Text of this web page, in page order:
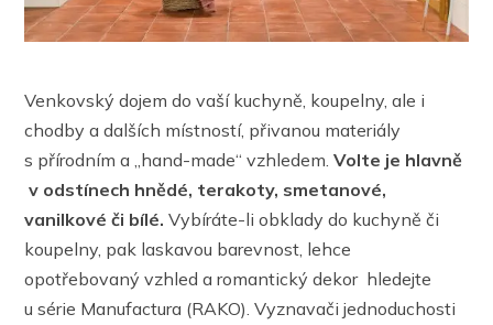
Venkovský dojem do vaší kuchyně, koupelny, ale i
chodby a dalších místností, přivanou materiály
s přírodním a „hand-made“ vzhledem.Volte je hlavně
v odstínech hnědé, terakoty, smetanové,
vanilkové či bílé. Vybíráte-li obklady do kuchyně či
koupelny, pak laskavou barevnost, lehce
opotřebovaný vzhled a romantický dekor hledejte
u série Manufactura (RAKO). Vyznavači jednoduchosti